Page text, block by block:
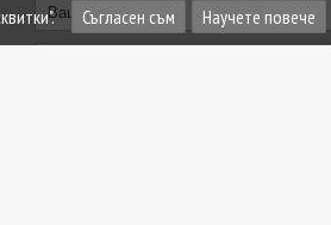
Съгласен съм Научете повече